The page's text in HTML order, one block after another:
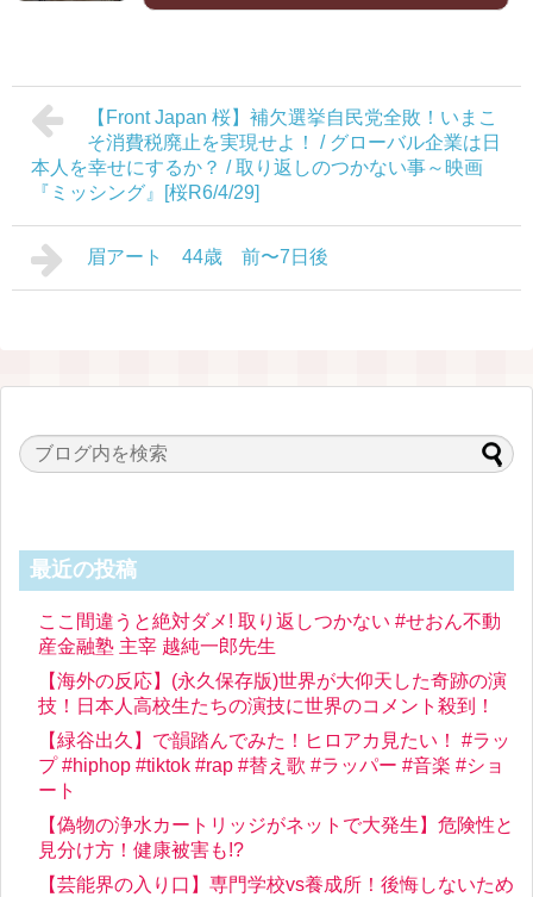
【Front Japan 桜】補欠選挙自民党全敗！いまこ
そ消費税廃止を実現せよ！ / グローバル企業は日
本人を幸せにするか？ / 取り返しのつかない事～映画
『ミッシング』[桜R6/4/29]
眉アート 44歳 前〜7日後
最近の投稿
ここ間違うと絶対ダメ! 取り返しつかない #せおん不動
産金融塾 主宰 越純一郎先生
【海外の反応】(永久保存版)世界が大仰天した奇跡の演
技！日本人高校生たちの演技に世界のコメント殺到！
【緑谷出久】で韻踏んでみた！ヒロアカ見たい！ #ラッ
プ #hiphop #tiktok #rap #替え歌 #ラッパー #音楽 #ショ
ート
【偽物の浄水カートリッジがネットで大発生】危険性と
見分け方！健康被害も!?
【芸能界の入り口】専門学校vs養成所！後悔しないため